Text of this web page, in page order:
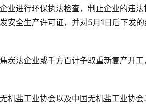
业进行环保执法检查，制止企业的违
安全生产许可证，并对5月1日后下发
法企业或千方百计争取重新复产开工
盐工业协会以及中国无机盐工业协会